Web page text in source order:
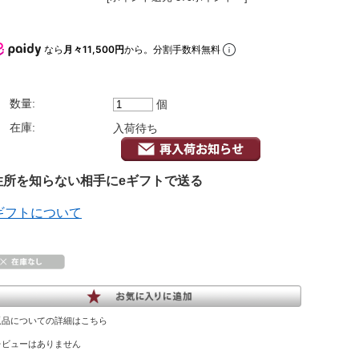
なら 月々11,500円から。分割手数料無料
数量:
個
在庫:
入荷待ち
を知らない相手にeギフトで送る
フトについて
品についての詳細はこちら
ビューはありません